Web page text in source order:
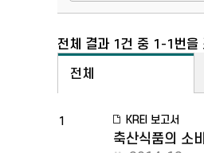
전체 결과 1건 중 1-1번을
전체
1 KREI 보고서
축산식품의 소